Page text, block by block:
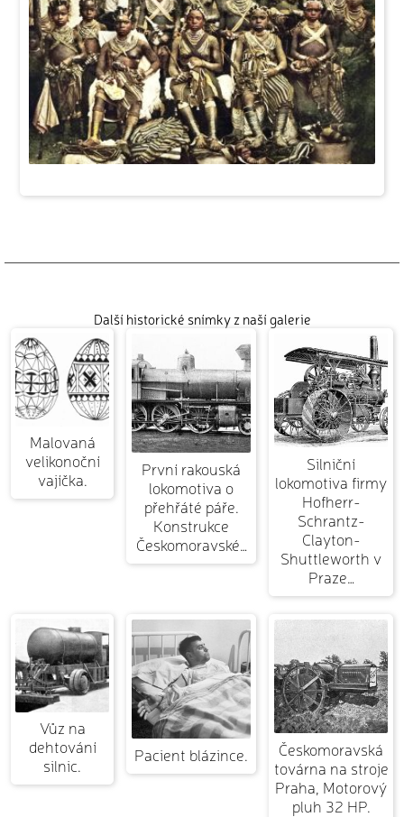
Další historické snímky z naší galerie
Malovaná
velikonoční
vajíčka.
První rakouská
lokomotiva o
přehřáté páře.
Konstrukce
Českomoravské…
Silniční
lokomotiva firmy
Hofherr-
Schrantz-
Clayton-
Shuttleworth v
Praze…
Vůz na
dehtování
silnic.
Pacient blázince.
Českomoravská
továrna na stroje
Praha, Motorový
pluh 32 HP.